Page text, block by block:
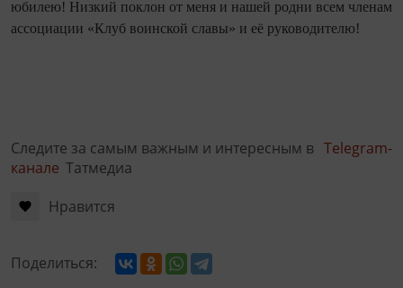
юбилею! Низкий поклон от меня и нашей родни всем членам
ассоциации «Клуб воинской славы» и её руководителю!
Следите за самым важным и интересным в Telegram-
канале Татмедиа
Нравится
Поделиться: